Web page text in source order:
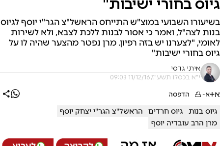
גיוס בחורי ישיבות"
בשיעורו השבועי במוצ"ש התייחס הראשל"צ הגר"י יוסף לגיוס
בנות לצה"ל, ואמר כי אסור לבנות ללכת לצבא, ולא לשירות
לאומי, "לצערנו יש בזה רפיון. מרן נפטר מהצער שהיה לו על
גיוס בחורי ישיבות"
איתי גדסי
י"א בכסלו תשע"ז, 11/12/16 09:03
א+א- הדפסה
גיוס בנות גיוס חרדים
הראשל"צ הגר"י יצחק יוסף
מרן הרב עובדיה יוסף